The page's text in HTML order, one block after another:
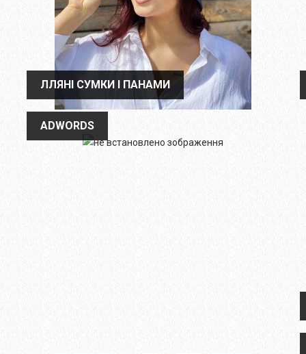
ЛЛЯНІ СУМКИ І ПАНАМИ
ЛЛЯНІ СУМКИ І ПАНАМИ
ADWORDS
ADWORDS